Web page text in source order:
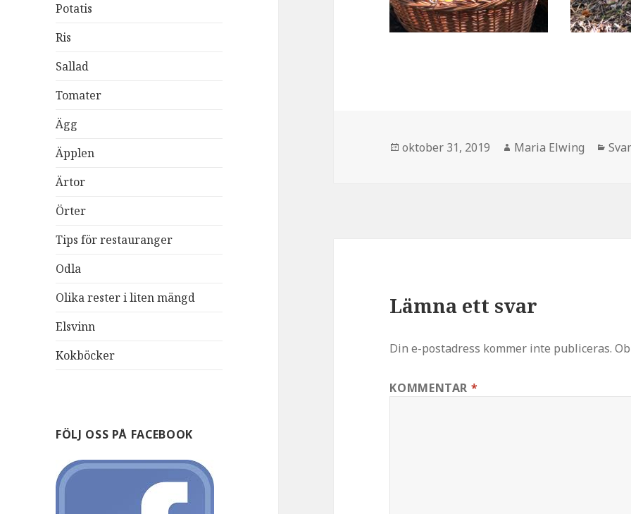
Potatis
Ris
Sallad
Tomater
Ägg
Äpplen
Ärtor
Örter
Tips för restauranger
Odla
Olika rester i liten mängd
Elsvinn
Kokböcker
FÖLJ OSS PÅ FACEBOOK
Postat
oktober 31, 2019 Författare
Maria Elwing
Lämna ett svar
Din e-postadress kommer inte publiceras.
KOMMENTAR *